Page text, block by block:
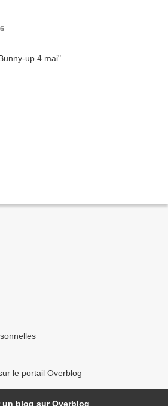
le portail Overblog
un blog sur Overblog